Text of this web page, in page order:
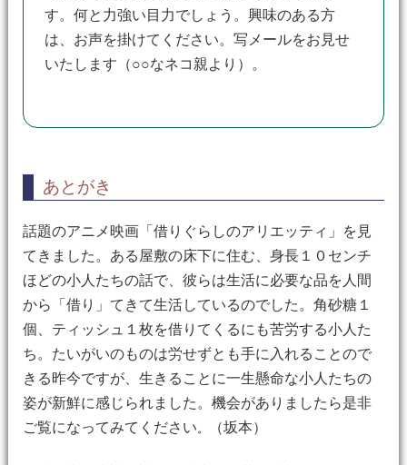
す。何と力強い目力でしょう。興味のある方
は、お声を掛けてください。写メールをお見せ
いたします（○○なネコ親より）。
あとがき
話題のアニメ映画「借りぐらしのアリエッティ」を見
てきました。ある屋敷の床下に住む、身長１０センチ
ほどの小人たちの話で、彼らは生活に必要な品を人間
から「借り」てきて生活しているのでした。角砂糖１
個、ティッシュ１枚を借りてくるにも苦労する小人た
ち。たいがいのものは労せずとも手に入れることので
きる昨今ですが、生きることに一生懸命な小人たちの
姿が新鮮に感じられました。機会がありましたら是非
ご覧になってみてください。 （坂本）